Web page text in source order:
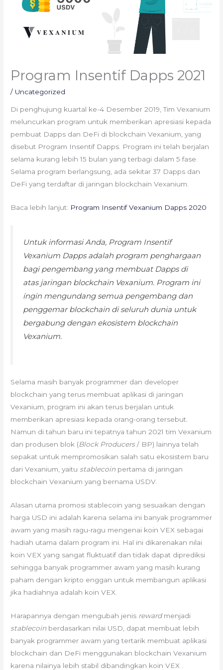
Program Insentif Dapps 2021
/ Uncategorized
Di penghujung kuartal ke-4 Desember 2019, Tim Vexanium
meluncurkan program untuk memberikan apresiasi kepada
pembuat Dapps dan DeFi di blockchain Vexanium, yang
disebut Program Insentif Dapps. Program ini telah berjalan
selama kurang lebih 15 bulan yang terbagi dalam 5 fase.
Selama program berlangsung, ada sekitar 37 Dapps dan
DeFi yang terdaftar di jaringan blockchain Vexanium.
Baca lebih lanjut: Program Insentif Vexanium Dapps 2020
Untuk informasi Anda, Program Insentif
Vexanium Dapps adalah program penghargaan
bagi pengembang yang membuat Dapps di
atas jaringan blockchain Vexanium. Program ini
ingin mengundang semua pengembang dan
penggemar blockchain di seluruh dunia untuk
bergabung dengan ekosistem blockchain
Vexanium.
Selama masih banyak programmer dan developer
blockchain yang terus membuat aplikasi di jaringan
Vexanium, program ini akan terus berjalan untuk
memberikan apresiasi kepada orang-orang tersebut.
Namun di tahun baru ini tepatnya tahun 2021 tim Vexanium
dan produsen blok (Block Producers/ BP) lainnya telah
sepakat untuk mempromosikan salah satu ekosistem baru
dari Vexanium, yaitu stablecoin pertama di jaringan
blockchain Vexanium yang bernama USDV.
Alasan utama promosi stablecoin yang sesuaikan dengan
harga USD ini adalah karena selama ini banyak programmer
awam yang masih ragu-ragu mengenai koin VEX sebagai
hadiah utama dalam program ini. Hal ini dikarenakan nilai
koin VEX yang sangat fluktuatif dan tidak dapat diprediksi
sehingga banyak programmer awam yang masih kurang
paham dengan kripto enggan untuk membangun aplikasi
jika hadiahnya adalah koin VEX.
Harapannya dengan mengubah jenis rewardmenjadi
stablecoin berdasarkan nilai USD, dapat membuat lebih
banyak programmer awam yang tertarik membuat aplikasi
blockchain dan DeFi menggunakan blockchain Vexanium
karena nilainya lebih stabil dibandingkan koin VEX .